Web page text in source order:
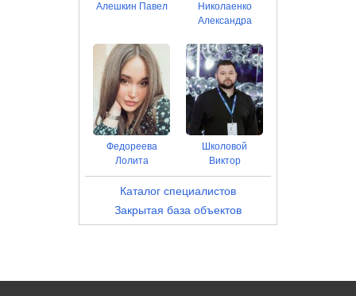
Алешкин Павел
Николаенко
Александра
Федореева
Лолита
Школовой
Виктор
Каталог специалистов
Закрытая база объектов